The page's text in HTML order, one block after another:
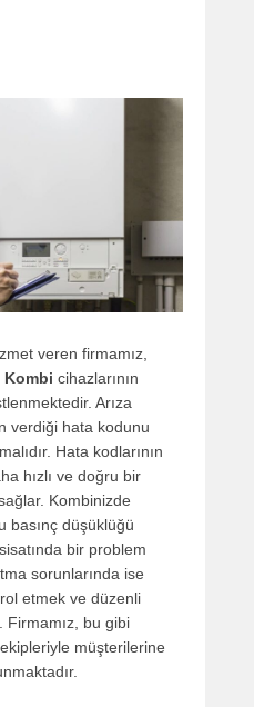
veren firmamız,
Kombi cihazlarının
Arıza
verdiği hata kodunu
Hata kodlarının
hızlı ve doğru bir
Kombinizde
basınç düşüklüğü
bir problem
sorunlarında ise
etmek ve düzenli
Firmamız, bu gibi
müşterilerine